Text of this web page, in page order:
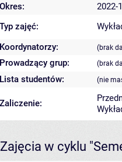
Okres:
2022-
Typ zajęć:
Koordynatorzy:
(brak
Prowadzący grup: (brak
Lista studentów: (nie
Zaliczenie:
Zajęcia w cyklu